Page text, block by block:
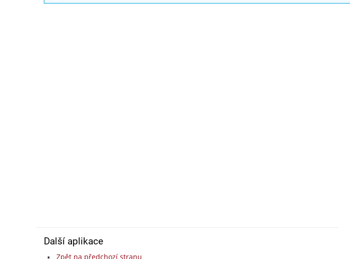
Další aplikace
Zpět na předchozí stranu